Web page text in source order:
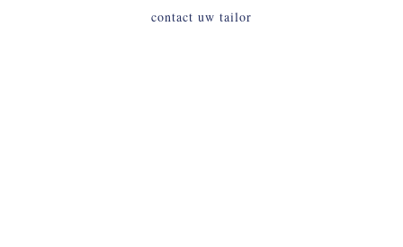
contact uw tailor